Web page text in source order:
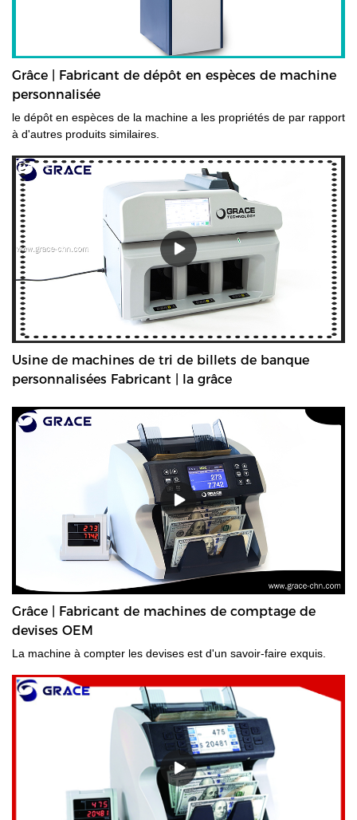
Grâce | Fabricant de dépôt en espèces de machine
personnalisée
le dépôt en espèces de la machine a les propriétés de par rapport
à d'autres produits similaires.
Usine de machines de tri de billets de banque
personnalisées Fabricant | la grâce
Grâce | Fabricant de machines de comptage de
devises OEM
La machine à compter les devises est d'un savoir-faire exquis.